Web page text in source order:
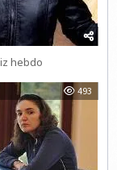
hebdo
493